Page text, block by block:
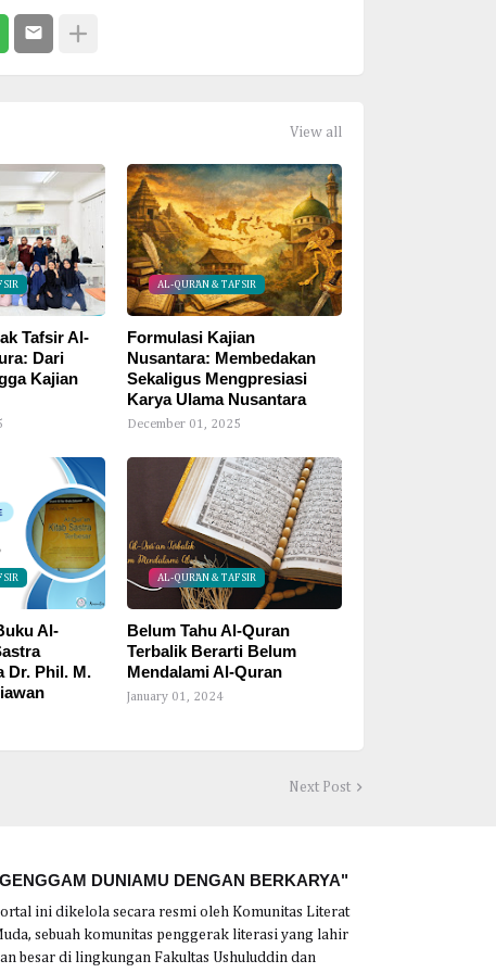
View all
Tafsir Al-
Dari
Kajian
AL-QUR'AN & TAFSIR
Formulasi Kajian
Nusantara: Membedakan
Sekaligus Mengpresiasi
Karya Ulama Nusantara
December 01, 2025
Al-
Dr. Phil. M.
AL-QUR'AN & TAFSIR
Belum Tahu Al-Quran
Terbalik Berarti Belum
Mendalami Al-Quran
January 01, 2024
Next Post
DUNIAMU DENGAN BERKARYA"
ini dikelola secara resmi oleh Komunitas Literat
sebuah komunitas penggerak literasi yang lahir
besar di lingkungan Fakultas Ushuluddin dan